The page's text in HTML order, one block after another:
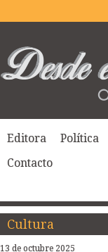
Editora Política
Contacto
Cultura
13 de octubre 2025